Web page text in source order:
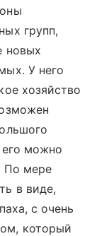
групп,
новых
У него
хозяйство
его можно
По мере
в виде,
с очень
который